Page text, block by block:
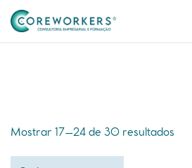
Mostrar 17–24 de 30 resultados